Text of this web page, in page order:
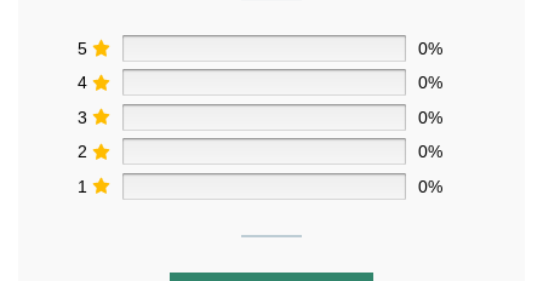
5
0%
4
0%
3
0%
2
0%
1
0%